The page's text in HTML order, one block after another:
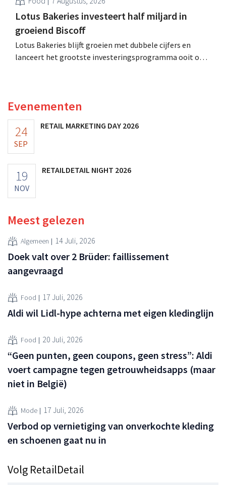
Lotus Bakeries investeert half miljard in
groeiend Biscoff
Lotus Bakeries blijft groeien met dubbele cijfers en
lanceert het grootste investeringsprogramma ooit om
Evenementen
24
SEP
RETAIL MARKETING DAY 2026
19
NOV
RETAILDETAIL NIGHT 2026
Meest gelezen
Algemeen 14 Juli, 2026
Doek valt over 2 Brüder: faillissement
aangevraagd
Food 17 Juli, 2026
Aldi wil Lidl-hype achterna met eigen kledinglijn
Food 20 Juli, 2026
“Geen punten, geen coupons, geen stress”: Aldi
voert campagne tegen getrouwheidsapps (maar
niet in België)
Mode 17 Juli, 2026
Verbod op vernietiging van onverkochte kleding
en schoenen gaat nu in
Volg RetailDetail